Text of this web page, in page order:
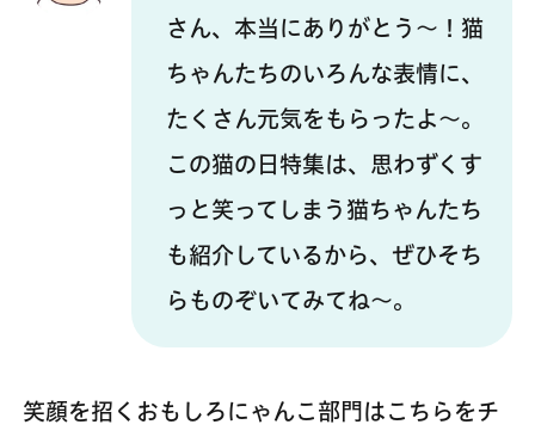
さん、本当にありがとう～！猫
ちゃんたちのいろんな表情に、
たくさん元気をもらったよ～。
この猫の日特集は、思わずくす
っと笑ってしまう猫ちゃんたち
も紹介しているから、ぜひそち
らものぞいてみてね～。
笑顔を招くおもしろにゃんこ部門はこちらをチ